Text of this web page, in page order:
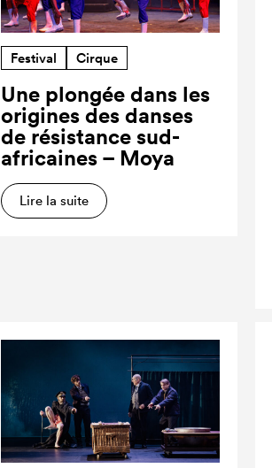
Festival Cirque
Une plongée dans les
origines des danses
de résistance sud-
africaines – Moya
Lire la suite